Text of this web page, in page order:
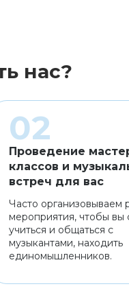
нас?
Проведение
классов и
встреч для вас
Часто организовываем
мероприятия, чтобы вы
учиться и общаться с
музыкантами, находить
единомышленников.